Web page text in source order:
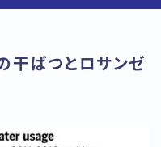
干ばつとロサンゼ